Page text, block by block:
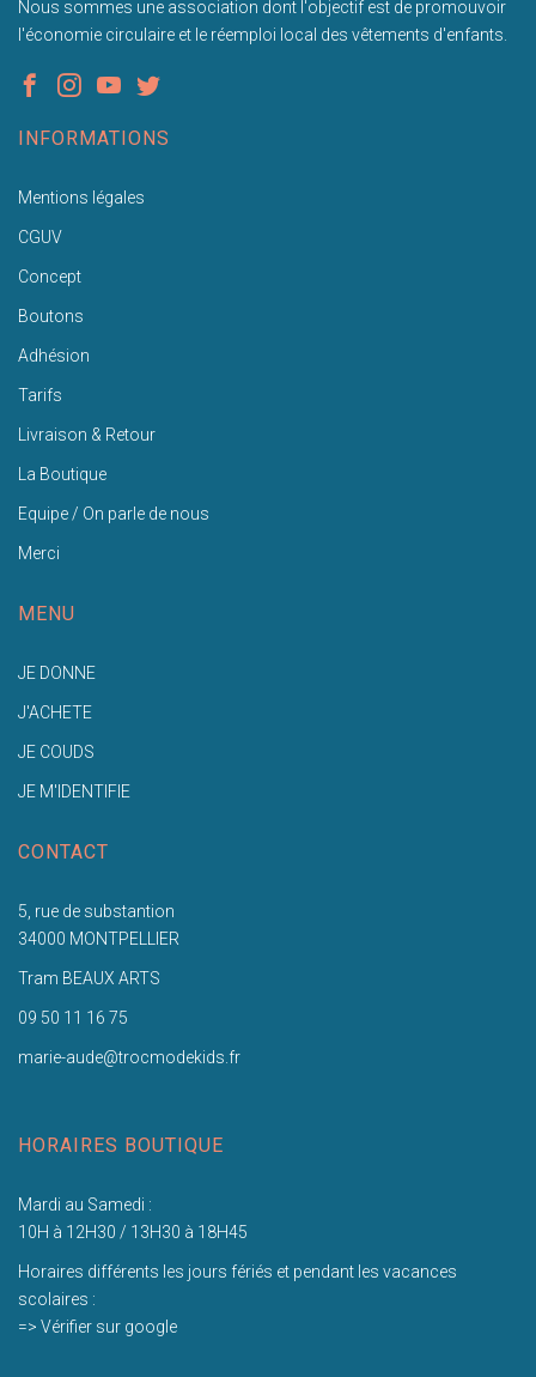
Nous sommes une association dont l'objectif est de promouvoir
l'économie circulaire et le réemploi local des vêtements d'enfants.
INFORMATIONS
Mentions légales
CGUV
Concept
Boutons
Adhésion
Tarifs
Livraison & Retour
La Boutique
Equipe / On parle de nous
Merci
MENU
JE DONNE
J'ACHETE
JE COUDS
JE M'IDENTIFIE
CONTACT
5, rue de substantion
34000 MONTPELLIER
Tram BEAUX ARTS
09 50 11 16 75
marie-aude@trocmodekids.fr
HORAIRES BOUTIQUE
Mardi au Samedi :
10H à 12H30 / 13H30 à 18H45
Horaires différents les jours fériés et pendant les vacances
scolaires :
=> Vérifier sur google